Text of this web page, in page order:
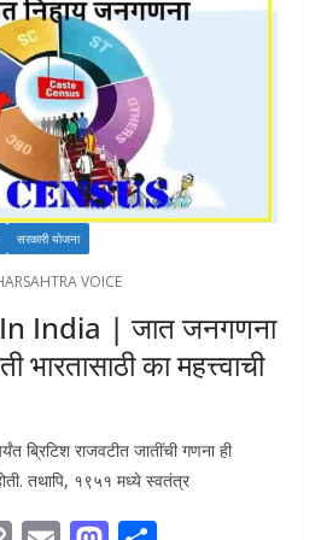
n
k
n
सरकारी योजना
VOICE
India | जात जनगणना
का महत्त्वाची
ब्रिटिश राजवटीत जातींची गणना ही
तथापि, १९५१ मध्ये स्वतंत्र